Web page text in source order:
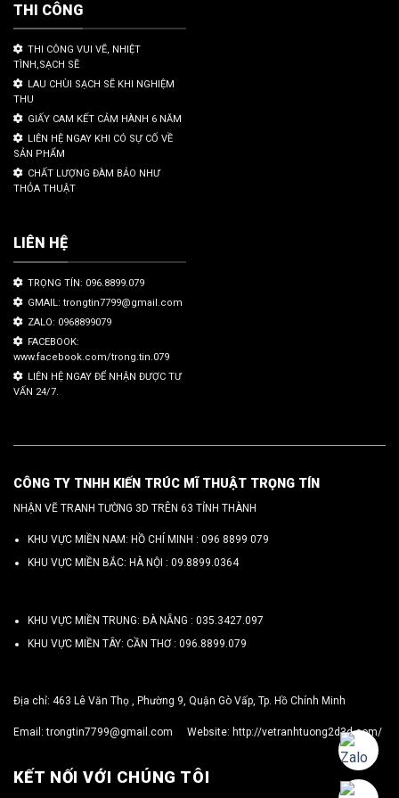
THI CÔNG
THI CÔNG VUI VẼ, NHIỆT
TÌNH,SẠCH SẼ
LAU CHÙI SẠCH SẼ KHI NGHIỆM
THU
GIẤY CAM KẾT CẢM HÀNH 6 NĂM
LIÊN HỆ NGAY KHI CÓ SỰ CỐ VỀ
SẢN PHẨM
CHẤT LƯỢNG ĐÀM BẢO NHƯ
THỎA THUẬT
LIÊN HỆ
TRỌNG TÍN: 096.8899.079
GMAIL: trongtin7799@gmail.com
ZALO: 0968899079
FACEBOOK:
www.facebook.com/trong.tin.079
LIÊN HỆ NGAY ĐỂ NHẬN ĐƯỢC TƯ
VẤN 24/7.
CÔNG TY TNHH KIẾN TRÚC MĨ THUẬT TRỌNG TÍN
NHẬN VẼ TRANH TƯỜNG 3D TRÊN 63 TỈNH THÀNH
KHU VỰC MIỀN NAM: HỒ CHÍ MINH : 096 8899 079
KHU VỰC MIỀN BẮC: HÀ NỘI : 09.8899.0364
KHU VỰC MIỀN TRUNG: ĐÀ NẴNG : 035.3427.097
KHU VỰC MIỀN TÂY: CẦN THƠ : 096.8899.079
Địa chỉ: 463 Lê Văn Thọ , Phường 9, Quận Gò Vấp, Tp. Hồ Chính Minh
Email:trongtin7799@gmail.com Website: http://vetranhtuong2d3d.com/
KẾT NỐI VỚI CHÚNG TÔI